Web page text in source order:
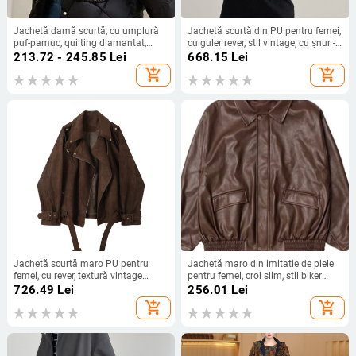
Jachetă damă scurtă, cu umplură
puf-pamuc, quilting diamantat,
pentru iarnă, croială lejeră, cu guler
213.72 - 245.85 Lei
add_shopping_cart
Jachetă scurtă din PU pentru femei,
cu guler rever, stil vintage, cu șnur -
18663
668.15 Lei
add_shopping_cart
Jachetă scurtă maro PU pentru
femei, cu rever, textură vintage
Maillard din piele ecologică
726.49 Lei
add_shopping_cart
Jachetă maro din imitatie de piele
pentru femei, croi slim, stil biker
retro american, fermoar frontal,
256.01 Lei
add_shopping_cart